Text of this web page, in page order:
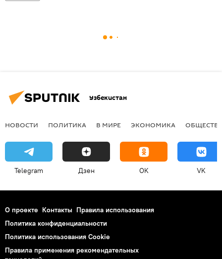
Узбекистан
НОВОСТИ ПОЛИТИКА В МИРЕ ЭКОНОМИКА
Telegram Дзен OK VK
О проекте Контакты Правила использования
Политика конфиденциальности
Политика использования Cookie
Правила применения рекомендательных